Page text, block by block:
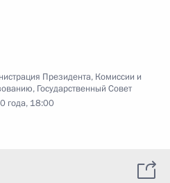
Президента, Комиссии и
, Государственный Совет
года, 18:00